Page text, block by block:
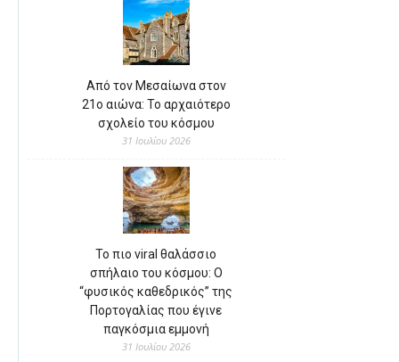
Από τον Μεσαίωνα στον
21ο αιώνα: Το αρχαιότερο
σχολείο του κόσμου
31 Ιουλίου 2026
Το πιο viral θαλάσσιο
σπήλαιο του κόσμου: Ο
“φυσικός καθεδρικός” της
Πορτογαλίας που έγινε
παγκόσμια εμμονή
31 Ιουλίου 2026